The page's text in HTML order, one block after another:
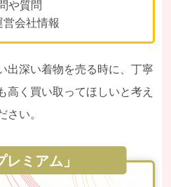
や質問
会社情報
出深い着物を売る時に、丁寧
高く買い取ってほしいと考え
い。
レミアム」